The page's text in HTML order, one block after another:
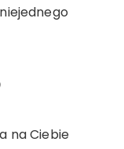
na Ciebie